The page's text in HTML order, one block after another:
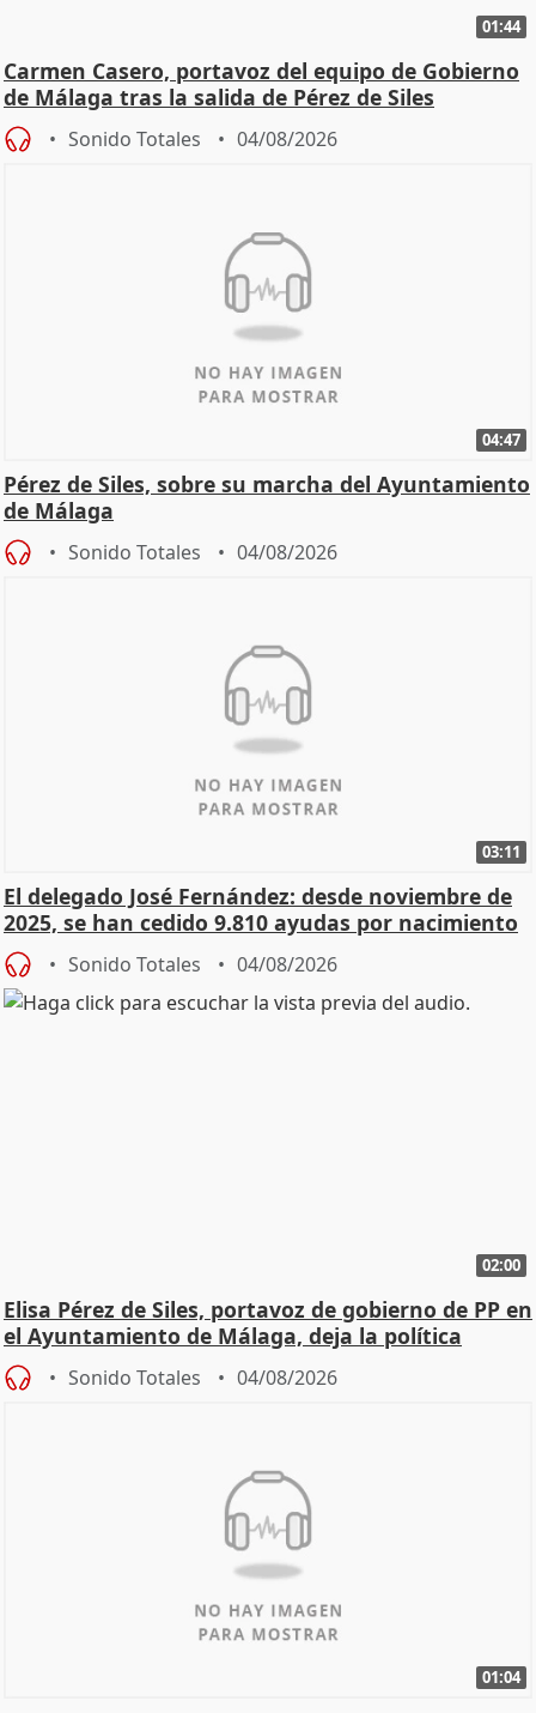
01:44
Carmen Casero, portavoz del equipo de Gobierno
de Málaga tras la salida de Pérez de Siles
Sonido Totales 04/08/2026
04:47
Pérez de Siles, sobre su marcha del Ayuntamiento
de Málaga
Sonido Totales 04/08/2026
03:11
El delegado José Fernández: desde noviembre de
2025, se han cedido 9.810 ayudas por nacimiento
Sonido Totales 04/08/2026
02:00
Elisa Pérez de Siles, portavoz de gobierno de PP en
el Ayuntamiento de Málaga, deja la política
Sonido Totales 04/08/2026
01:04